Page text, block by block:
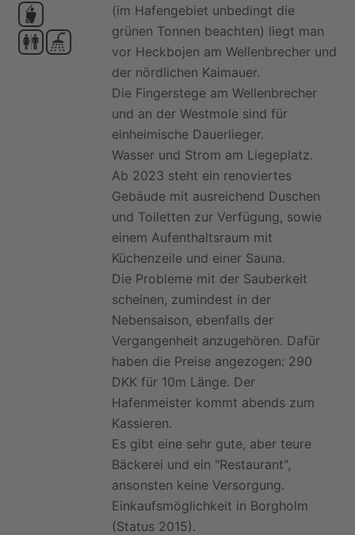
(im Hafengebiet unbedingt die
grünen Tonnen beachten) liegt man
vor Heckbojen am Wellenbrecher und
der nördlichen Kaimauer.
Die Fingerstege am Wellenbrecher
und an der Westmole sind für
einheimische Dauerlieger.
Wasser und Strom am Liegeplatz.
Ab 2023 steht ein renoviertes
Gebäude mit ausreichend Duschen
und Toiletten zur Verfügung, sowie
einem Aufenthaltsraum mit
Küchenzeile und einer Sauna.
Die Probleme mit der Sauberkeit
scheinen, zumindest in der
Nebensaison, ebenfalls der
Vergangenheit anzugehören. Dafür
haben die Preise angezogen: 290
DKK für 10m Länge. Der
Hafenmeister kommt abends zum
Kassieren.
Es gibt eine sehr gute, aber teure
Bäckerei und ein "Restaurant",
ansonsten keine Versorgung.
Einkaufsmöglichkeit in Borgholm
(Status 2015).